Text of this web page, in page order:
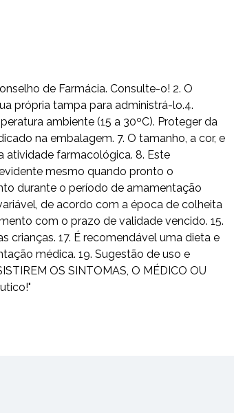
de Farmácia. Consulte-o! 2. O
própria tampa para administrá-lo.4.
ambiente (15 a 30ºC). Proteger da
na embalagem. 7. O tamanho, a cor, e
atividade farmacológica. 8. Este
mesmo quando pronto o
durante o período de amamentação
de acordo com a época de colheita
com o prazo de validade vencido. 15.
crianças. 17. É recomendável uma dieta e
médica. 19. Sugestão de uso e
OS SINTOMAS, O MÉDICO OU